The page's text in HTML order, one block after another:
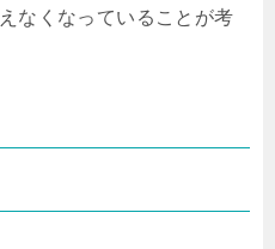
なくなっていることが考